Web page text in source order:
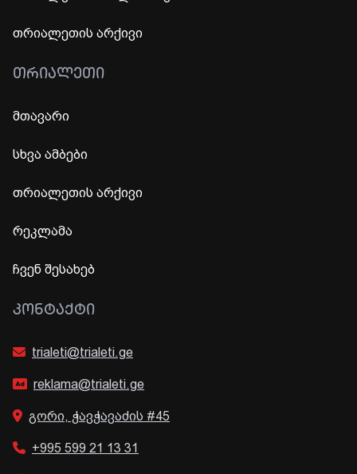
თრიალეთის არქივი
ᲗᲠᲘᲐᲚᲔᲗᲘ
მთავარი
სხვა ამბები
თრიალეთის არქივი
რეკლამა
ჩვენ შესახებ
ᲙᲝᲜᲢᲐᲥᲢᲘ
trialeti@trialeti.ge
reklama@trialeti.ge
გორი, ჭავჭავაძის #45
+995 599 21 13 31